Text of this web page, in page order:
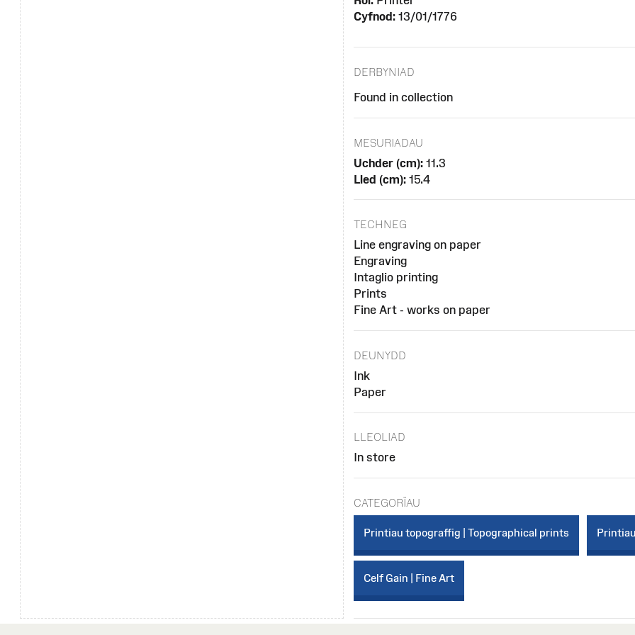
Cyfnod: 13/01/1776
DERBYNIAD
Found in collection
MESURIADAU
Uchder (cm): 11.3
Lled (cm): 15.4
TECHNEG
Line engraving on paper
Engraving
Intaglio printing
Prints
Fine Art - works on paper
DEUNYDD
Ink
Paper
LLEOLIAD
In store
CATEGORÏAU
Printiau topograffig | Topographical prints
Celf Gain | Fine Art